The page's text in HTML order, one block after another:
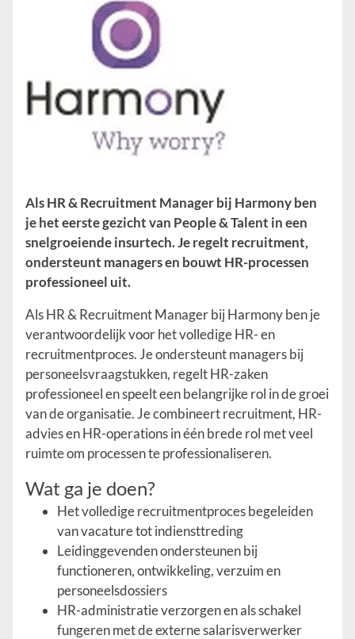
Als HR & Recruitment Manager bij Harmony ben
je het eerste gezicht van People & Talent in een
snelgroeiende insurtech. Je regelt recruitment,
ondersteunt managers en bouwt HR-processen
professioneel uit.
Als HR & Recruitment Manager bij Harmony ben je
verantwoordelijk voor het volledige HR- en
recruitmentproces. Je ondersteunt managers bij
personeelsvraagstukken, regelt HR-zaken
professioneel en speelt een belangrijke rol in de groei
van de organisatie. Je combineert recruitment, HR-
advies en HR-operations in één brede rol met veel
ruimte om processen te professionaliseren.
Wat ga je doen?
Het volledige recruitmentproces begeleiden
van vacature tot indiensttreding
Leidinggevenden ondersteunen bij
functioneren, ontwikkeling, verzuim en
personeelsdossiers
HR-administratie verzorgen en als schakel
fungeren met de externe salarisverwerker